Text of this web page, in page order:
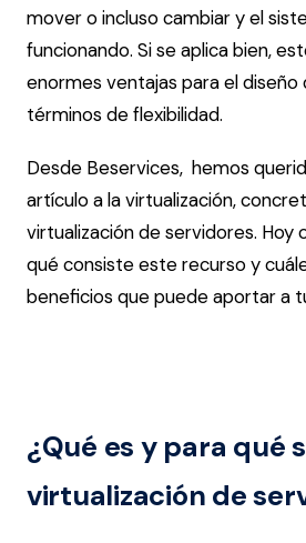
mover o incluso cambiar y el
funcionando. Si se aplica bien,
enormes ventajas para el diseño
términos de flexibilidad.
Desde Beservices, hemos
artículo a la virtualización,
virtualización de servidores. Hoy
qué consiste este recurso y
beneficios que puede aportar a
¿Qué es y para qué
virtualización de